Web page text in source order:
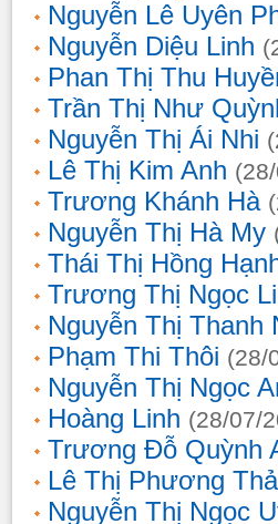
Nguyễn Lê Uyên
Nguyễn Diệu Linh
Phan Thị Thu
Trần Thị Như
Nguyễn Thị Ái Nhi
Lê Thị Kim Anh
Trương Khánh Hà
Nguyễn Thị Hà My
Thái Thị Hồng
Trương Thị Ngọc
Nguyễn Thị Thanh
Phạm Thi Thôi (28/
Nguyễn Thị Ngọc
Hoàng Linh (28/07/
Trương Đỗ Quỳnh
Lê Thị Phương
Nguyễn Thị Ngọc